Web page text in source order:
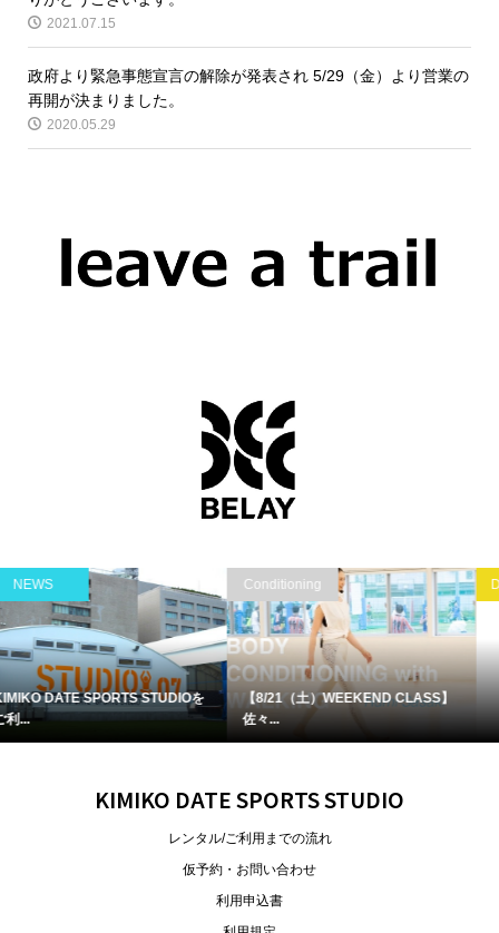
2021.07.15
政府より緊急事態宣言の解除が発表され 5/29（金）より営業の
再開が決まりました。
2020.05.29
Conditioning
【8/21（土）WEEKEND CLASS】
佐々...
Dance/ダンス
【8月レッスン】チアダンスチーム...
KIMIKO DATE SPORTS STUDIO
レンタル/ご利用までの流れ
仮予約・お問い合わせ
利用申込書